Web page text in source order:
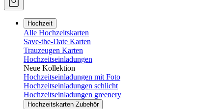
Hochzeit
Alle Hochzeitskarten
Save-the-Date Karten
Trauzeugen Karten
Hochzeitseinladungen
Neue Kollektion
Hochzeitseinladungen mit Foto
Hochzeitseinladungen schlicht
Hochzeitseinladungen greenery
Hochzeitskarten Zubehör